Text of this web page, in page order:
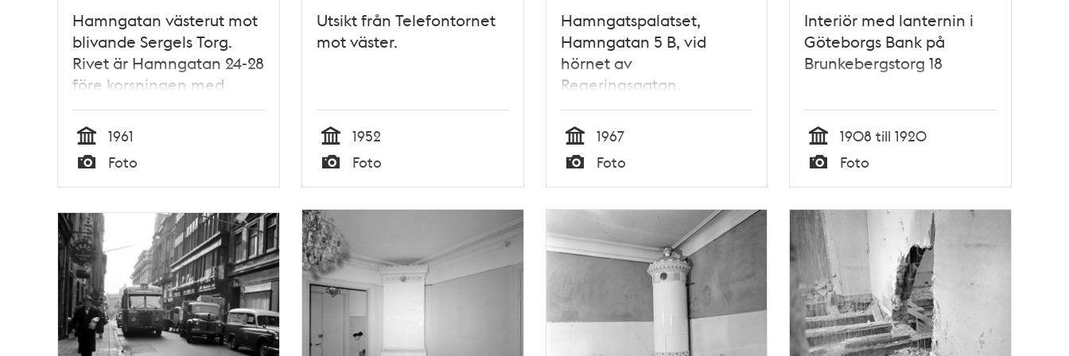
Hamngatan västerut mot
blivande Sergels Torg.
Rivet är Hamngatan 24-28
före korsningen med
Malmskillnadsgatan. 5:e
höghuset är under
byggnation. T.v. kv.
Trollhättan
Tid
1961
Typ
Foto
Utsikt från Telefontornet
mot väster.
Tid
1952
Typ
Foto
Hamngatspalatset,
Hamngatan 5 B, vid
hörnet av
Regeringsgatan.
Hamngatan 7-9, kv.
Åskslaget och kv.
Trollhättan står inför
rivning (nu Gallerians
plats). I fonden
Malmskillnadsgatans bro
över Hamngatan.
Tid
1967
Typ
Foto
Interiör med lanternin i
Göteborgs Bank på
Brunkebergstorg 18
Tid
1908 till 1920
Typ
Foto